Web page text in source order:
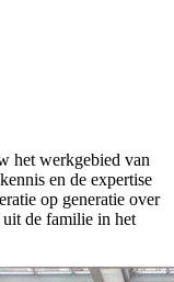
het werkgebied van
en de expertise
op generatie over
uit de familie in het